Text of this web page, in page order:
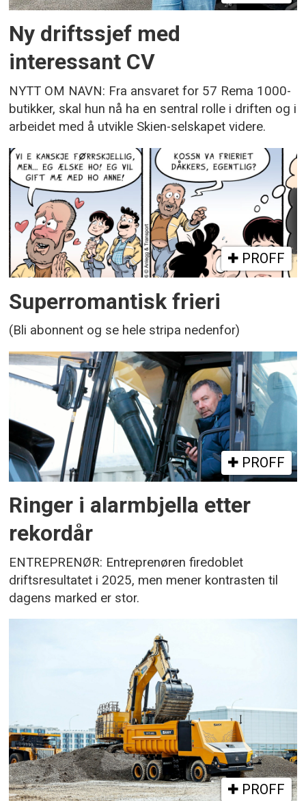
Ny driftssjef med
interessant CV
NYTT OM NAVN: Fra ansvaret for 57 Rema 1000-
butikker, skal hun nå ha en sentral rolle i driften og i
arbeidet med å utvikle Skien-selskapet videre.
PROFF
Superromantisk frieri
(Bli abonnent og se hele stripa nedenfor)
PROFF
Ringer i alarmbjella etter
rekordår
ENTREPRENØR: Entreprenøren firedoblet
driftsresultatet i 2025, men mener kontrasten til
dagens marked er stor.
PROFF